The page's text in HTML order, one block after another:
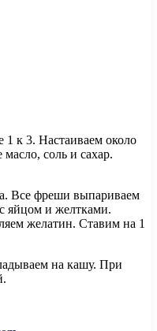
1 к 3. Настаиваем около
соль и сахар.
Все фреши выпариваем
яйцом и желтками.
желатин. Ставим на 1
на кашу. При